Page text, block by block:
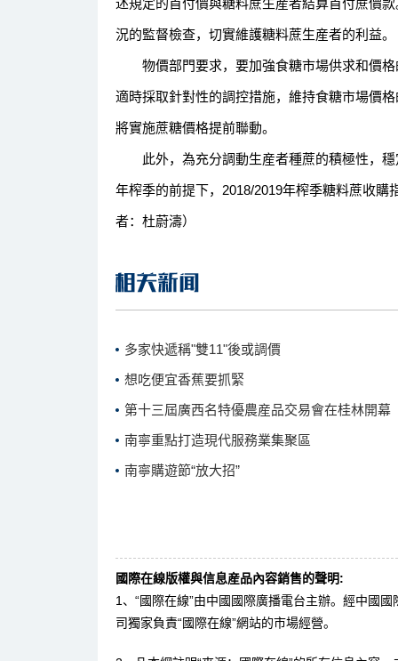
述規定的首付價與糖料蔗生産者結算首付蔗價
況的監督檢查，切實維護糖料蔗生産者的利益。
物價部門要求，要加強食糖市場供求和價格
適時採取針對性的調控措施，維持食糖市場價
將實施蔗糖價格提前聯動。
此外，為充分調動生産者種蔗的積極性，穩
年榨季的前提下，2018/2019年榨季糖料蔗收
者：杜蔚濤）
多家快遞稱"雙11"後或調價
想吃便宜香蕉要抓緊
第十三屆廣西名特優農産品交易會在桂林開幕
南寧重點打造現代服務業集聚區
南寧購遊節“放大招”
國際在線版權與信息産品內容銷售的聲明:
1、“國際在線”由中國國際廣播電台主辦。經中國
司獨家負責“國際在線”網站的市場經營。